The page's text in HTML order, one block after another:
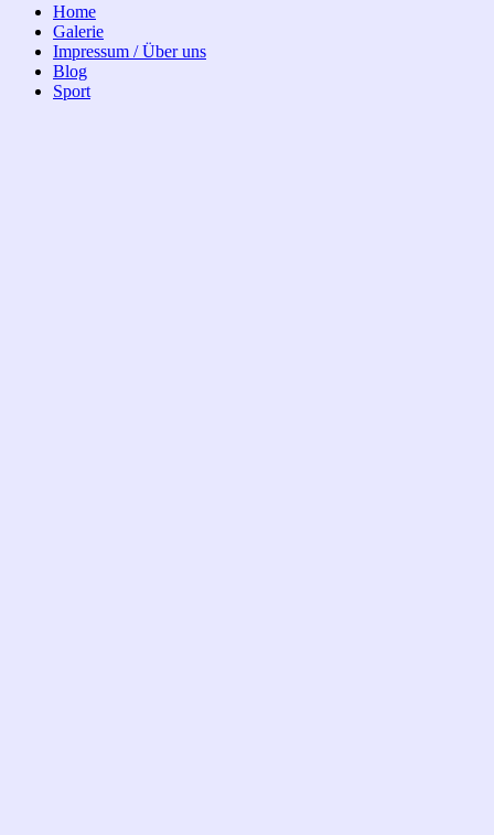
Home
Galerie
Impressum / Über uns
Blog
Sport